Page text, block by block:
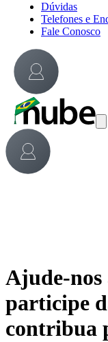
Dúvidas
Telefones e
Fale Conosco
Ajude-
participe
contribua